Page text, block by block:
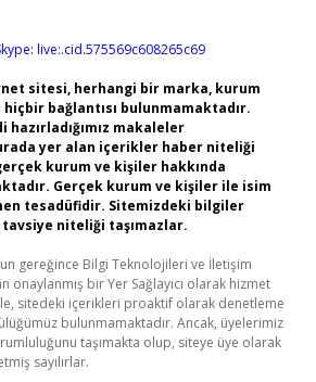
live:.cid.575569c608265c69
sitesi, herhangi bir marka, kurum
bağlantısı bulunmamaktadır.
hazırladığımız makaleler
yer alan içerikler haber niteliği
kurum ve kişiler hakkında
Gerçek kurum ve kişiler ile isim
tesadüfidir. Sitemizdeki bilgiler
niteliği taşımazlar.
gereğince Bilgi Teknolojileri ve İletişim
onaylanmış bir Yer Sağlayıcı olarak hizmet
sitedeki içerikleri proaktif olarak denetleme
bulunmamaktadır. Ancak, üyelerimiz
taşımakta olup, siteye üye olarak
sayılırlar.